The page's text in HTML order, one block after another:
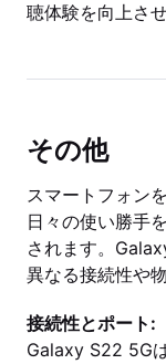
聴体験を向上させ
その他
スマートフォン
日々の使い勝手
されます。
異なる接続性や
接続性とポート:
Galaxy S22 5G